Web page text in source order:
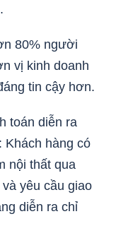
80% người
vị kinh doanh
tin cậy hơn.
toán diễn ra
Khách hàng có
nội thất qua
yêu cầu giao
diễn ra chỉ